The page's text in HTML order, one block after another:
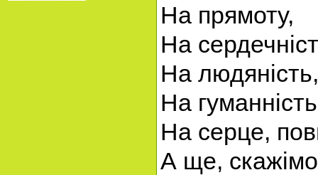
На прямоту,
На
На людяність,
На
На серце,
А ще,